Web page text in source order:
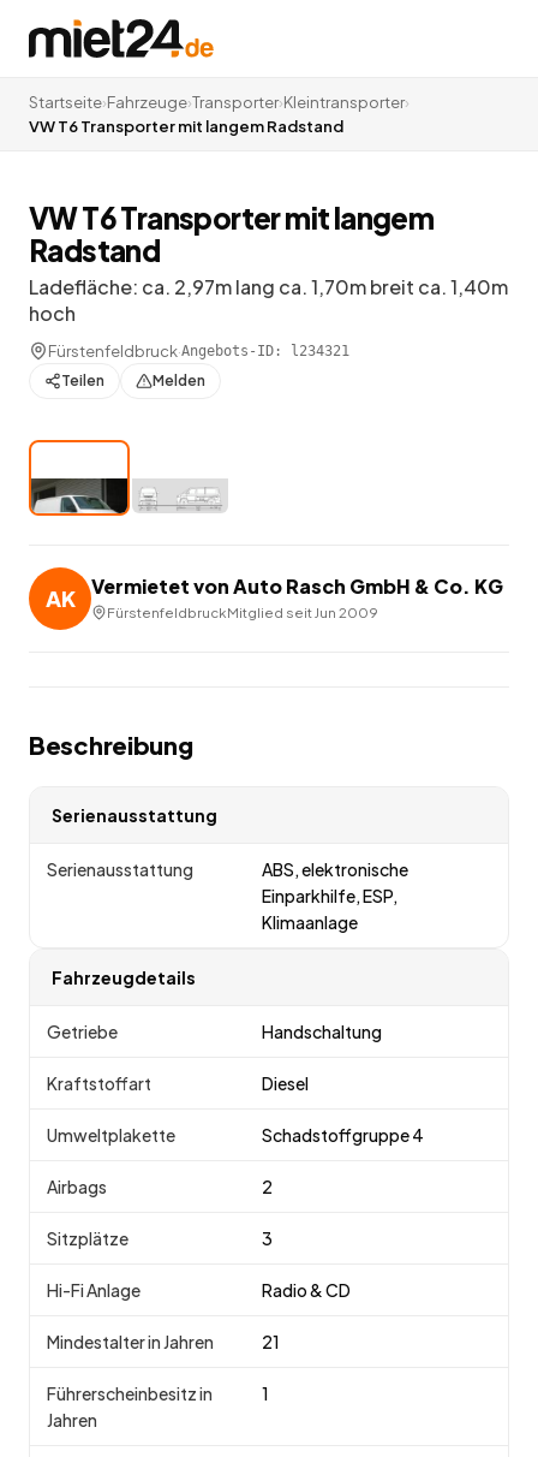
Startseite›Fahrzeuge›Transporter›Kleintransporter›
VW T6 Transporter mit langem Radstand
VW T6 Transporter mit langem
Radstand
Ladefläche: ca. 2,97m lang ca. 1,70m breit ca. 1,40m
hoch
Fürstenfeldbruck·Angebots-ID: l234321
Teilen Melden
AK Vermietet vonAuto Rasch GmbH & Co. KG
FürstenfeldbruckMitglied seit Jun 2009
Beschreibung
Serienausstattung
Serienausstattung
ABS, elektronische
Einparkhilfe, ESP,
Klimaanlage
Fahrzeugdetails
Getriebe Handschaltung
Kraftstoffart Diesel
Umweltplakette Schadstoffgruppe 4
Airbags 2
Sitzplätze 3
Hi-Fi Anlage Radio & CD
Mindestalter in Jahren 21
Führerscheinbesitz in
Jahren
1